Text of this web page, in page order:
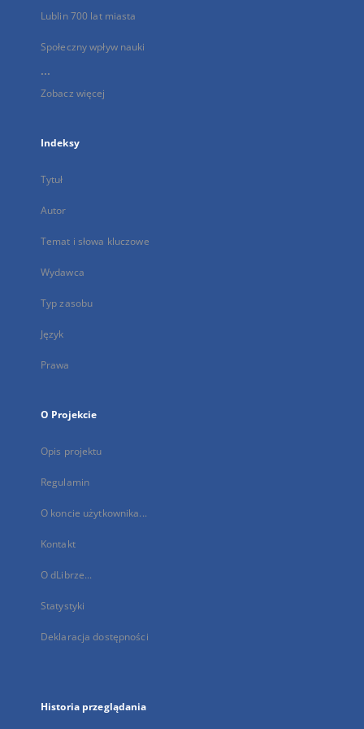
Lublin 700 lat miasta
Społeczny wpływ nauki
...
Zobacz więcej
Indeksy
Tytuł
Autor
Temat i słowa kluczowe
Wydawca
Typ zasobu
Język
Prawa
O Projekcie
Opis projektu
Regulamin
O koncie użytkownika...
Kontakt
O dLibrze...
Statystyki
Deklaracja dostępności
Historia przeglądania